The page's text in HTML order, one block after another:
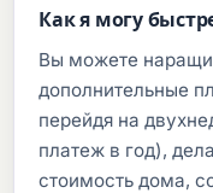
Как я могу
Вы можете
дополнительные
перейдя на
платеж в год),
стоимость дома,